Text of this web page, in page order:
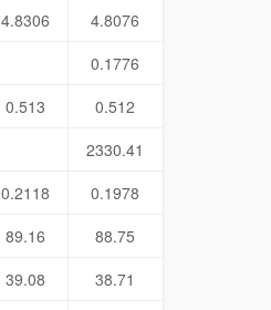
4.8306
4.8076
0.1776
0.513
0.512
2330.41
0.2118
0.1978
89.16
88.75
39.08
38.71